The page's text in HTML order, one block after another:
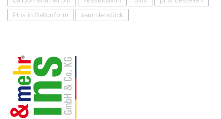
Pins in Ballonform
sammlerstück